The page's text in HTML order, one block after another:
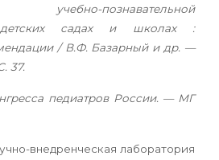
учебно-познавательной
детских садах и школах :
/ В.Ф. Базарный и др. —
37.
педиатров России. — МГ
внедренческая лаборатория